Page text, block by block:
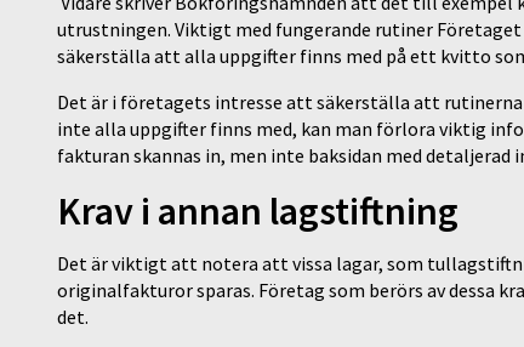
utrustningen. Viktigt med fungerande rutiner
säkerställa att alla uppgifter finns med på ett kvitto
Det är i företagets intresse att säkerställa att
inte alla uppgifter finns med, kan man förlora viktig
fakturan skannas in, men inte baksidan med
Krav i annan lagstiftning
Det är viktigt att notera att vissa lagar, som
originalfakturor sparas. Företag som berörs av dessa
det.